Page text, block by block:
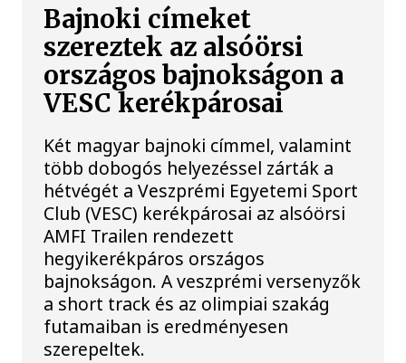
Bajnoki címeket
szereztek az alsóörsi
országos bajnokságon a
VESC kerékpárosai
Két magyar bajnoki címmel, valamint
több dobogós helyezéssel zárták a
hétvégét a Veszprémi Egyetemi Sport
Club (VESC) kerékpárosai az alsóörsi
AMFI Trailen rendezett
hegyikerékpáros országos
bajnokságon. A veszprémi versenyzők
a short track és az olimpiai szakág
futamaiban is eredményesen
szerepeltek.